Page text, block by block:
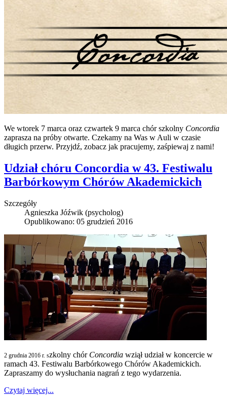
We wtorek 7 marca oraz czwartek 9 marca chór szkolny Concordia
zaprasza na próby otwarte. Czekamy na Was w Auli w czasie
długich przerw. Przyjdź, zobacz jak pracujemy, zaśpiewaj z nami!
Udział chóru Concordia w 43. Festiwalu
Barbórkowym Chórów Akademickich
Szczegóły
Agnieszka Jóźwik (psycholog)
Opublikowano: 05 grudzień 2016
2 grudnia 2016 r. szkolny chór Concordia wziął udział w koncercie w
ramach 43. Festiwalu Barbórkowego Chórów Akademickich.
Zapraszamy do wysłuchania nagrań z tego wydarzenia.
Czytaj więcej...